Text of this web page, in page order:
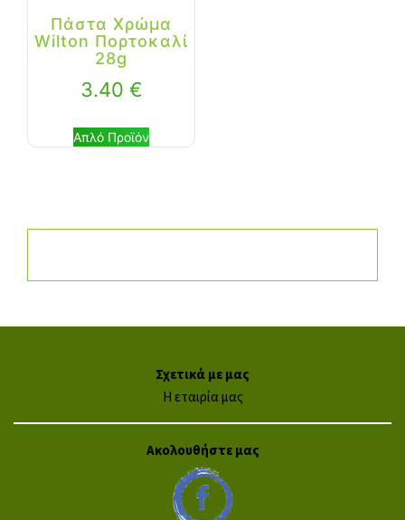
Πάστα Χρώμα
Wilton Πορτοκαλί
28g
3.40 €
Απλό Προϊόν
Σχετικά με μας
Η εταιρία μας
Ακολουθήστε μας